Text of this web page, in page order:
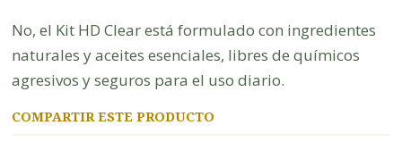
No, el Kit HD Clear está formulado con ingredientes
naturales y aceites esenciales, libres de químicos
agresivos y seguros para el uso diario.
COMPARTIR ESTE PRODUCTO